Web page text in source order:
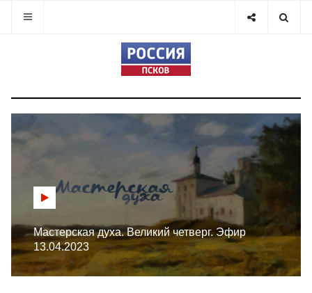
Мастерская духа. Великий четверг. Эфир
13.04.2023